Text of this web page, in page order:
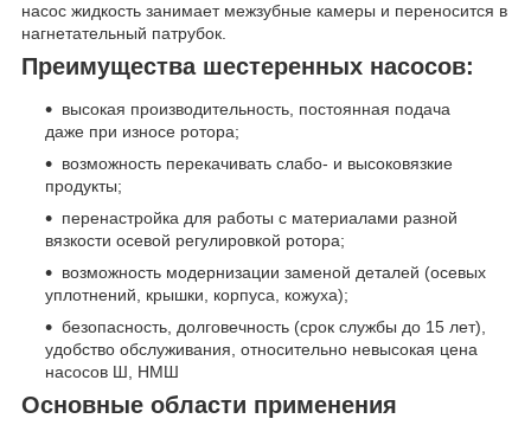
насос жидкость занимает межзубные камеры и переносится в
нагнетательный патрубок.
Преимущества шестеренных насосов:
высокая производительность, постоянная подача
даже при износе ротора;
возможность перекачивать слабо- и высоковязкие
продукты;
перенастройка для работы с материалами разной
вязкости осевой регулировкой ротора;
возможность модернизации заменой деталей (осевых
уплотнений, крышки, корпуса, кожуха);
безопасность, долговечность (срок службы до 15 лет),
удобство обслуживания, относительно невысокая цена
насосов Ш, НМШ
Основные области применения